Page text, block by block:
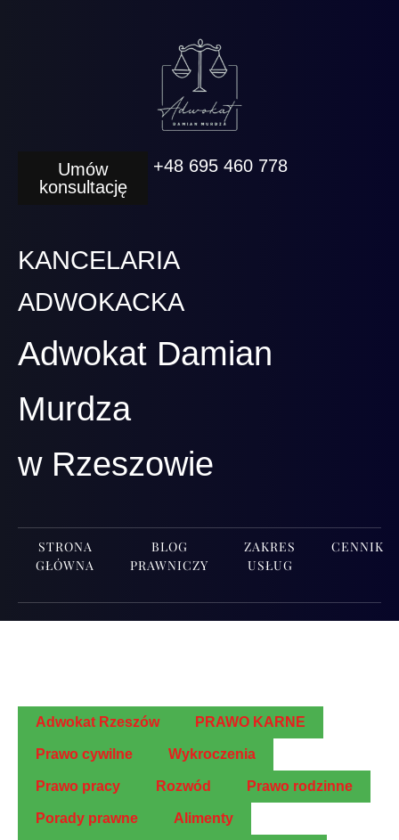
Umów
konsultację
+48 695 460 778
KANCELARIA
ADWOKACKA
Adwokat Damian
Murdza
w Rzeszowie
STRONA
GŁÓWNA
BLOG
PRAWNICZY
ZAKRES
USŁUG
CENNIK
Adwo­kat Rzeszów PRAWO KARNE
Pra­wo cywilne Wykro­cze­nia
Pra­wo pracy Roz­wód Pra­wo rodzinne
Pora­dy prawne Ali­men­ty